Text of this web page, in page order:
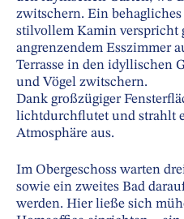
zwitschern. Ein
stilvollem Kamin verspricht
angrenzendem Esszimmer
Terrasse in den idyllischen
und Vögel zwitschern.
Dank großzügiger
lichtdurchflutet und strahlt
Atmosphäre aus.
Im Obergeschoss warten
sowie ein zweites Bad
werden. Hier ließe sich